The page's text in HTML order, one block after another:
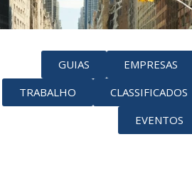
GUIAS EMPRESAS
TRABALHO
CLASSIFICADOS
EVENTOS